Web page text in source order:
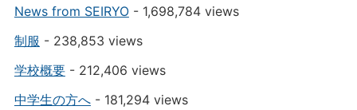
News from SEIRYO- 1,698,784 views
制服 - 238,853 views
学校概要- 212,406 views
中学生の方へ- 181,294 views